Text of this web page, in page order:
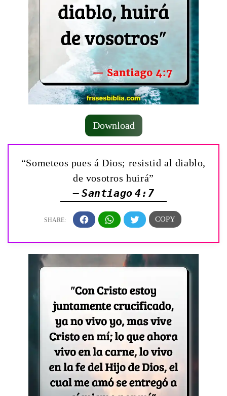
Download
“Someteos pues á Dios; resistid al diablo,
de vosotros huirá”
— Santiago 4:7